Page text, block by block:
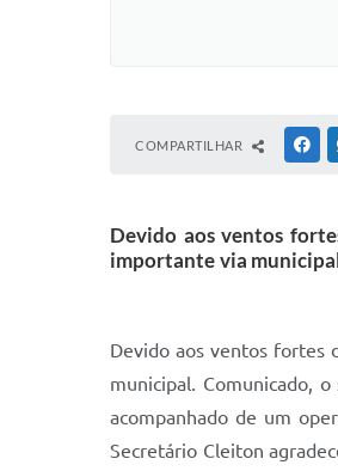
COMPARTILHAR
Devido aos ventos
importante via
Devido aos ventos fortes
municipal. Comunicado,
acompanhado de um
Secretário Cleiton